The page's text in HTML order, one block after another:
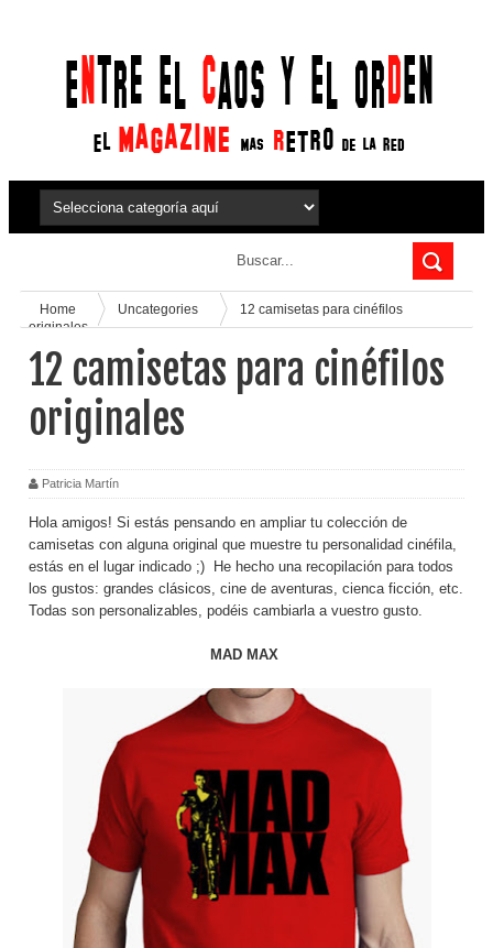
Home Uncategories
12 camisetas para cinéfilos
originales
12 camisetas para cinéfilos
originales
Patricia Martín
Hola amigos! Si estás pensando en ampliar tu colección de
camisetas con alguna original que muestre tu personalidad cinéfila,
estás en el lugar indicado ;) He hecho una recopilación para todos
los gustos: grandes clásicos, cine de aventuras, cienca ficción, etc.
Todas son personalizables, podéis cambiarla a vuestro gusto.
MAD MAX